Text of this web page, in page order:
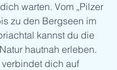
warten. Vom „Pilzer
zu den Bergseen im
kannst du die
hautnah erleben.
dich auf